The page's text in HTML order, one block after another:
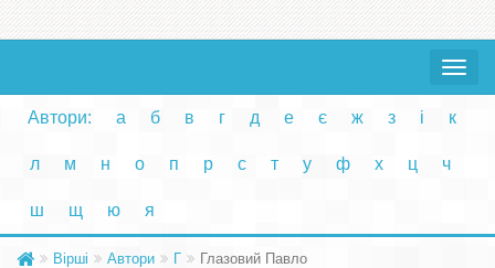
Toggle
Автори: а б в г д е є ж з і к
л м н о п р с т у ф х ц ч
ш щ ю я
Вірші Автори Г Глазовий Павло